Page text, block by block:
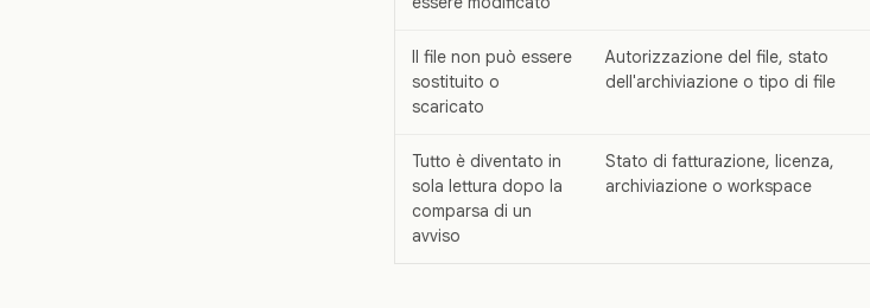
Il file non può essere
sostituito o
scaricato
Autorizzazione del file, stato
dell'archiviazione o tipo di file
Tutto è diventato in
sola lettura dopo la
comparsa di un
avviso
Stato di fatturazione, licenza,
archiviazione o workspace